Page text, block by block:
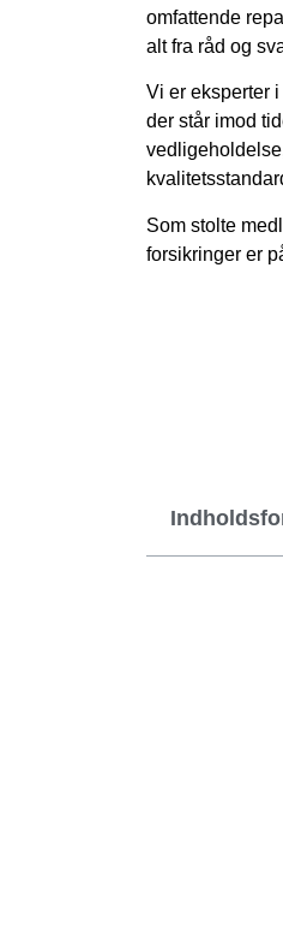
omfattende
alt fra råd og
Vi er eksperter
der står imod
Som stolte
forsikringer er